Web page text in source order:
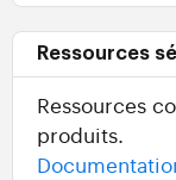
Ressources
Ressources
produits.